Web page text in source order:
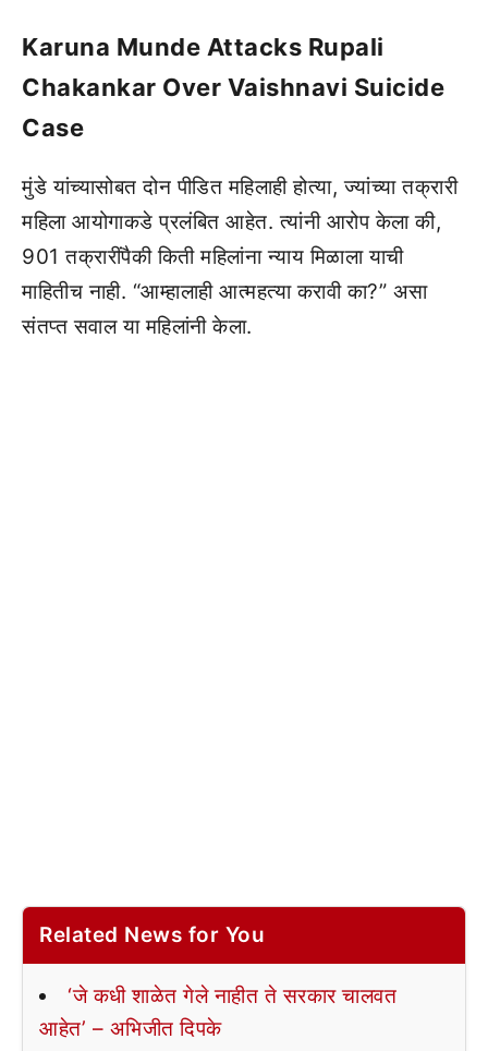
Karuna Munde Attacks Rupali
Chakankar Over Vaishnavi Suicide
Case
मुंडे यांच्यासोबत दोन पीडित महिलाही होत्या, ज्यांच्या तक्रारी
महिला आयोगाकडे प्रलंबित आहेत. त्यांनी आरोप केला की,
901 तक्रारींपैकी किती महिलांना न्याय मिळाला याची
माहितीच नाही. “आम्हालाही आत्महत्या करावी का?” असा
संतप्त सवाल या महिलांनी केला.
Related News for You
‘जे कधी शाळेत गेले नाहीत ते सरकार चालवत
आहेत’ – अभिजीत दिपके